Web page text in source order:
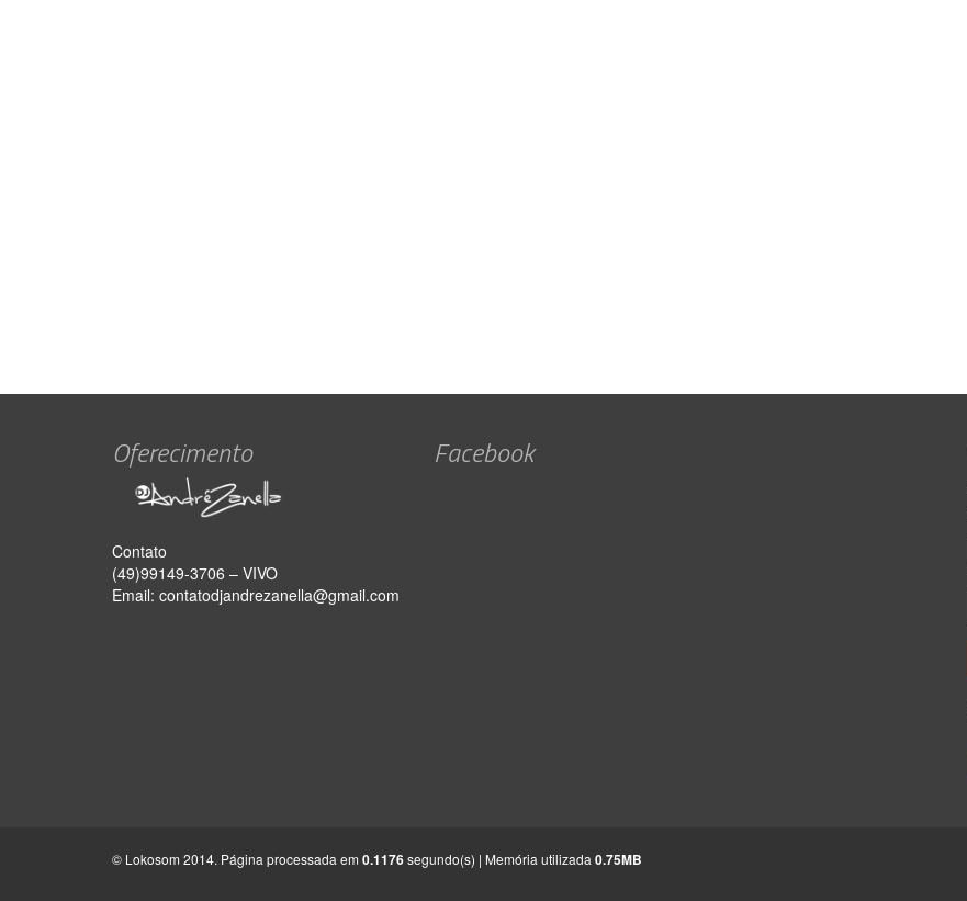
Oferecimento
Contato
(49)99149-3706 – VIVO
Email: contatodjandrezanella@gmail.com
Facebook
© Lokosom 2014. Página processada em 0.1176segundo(s) | Memória utilizada 0.75MB